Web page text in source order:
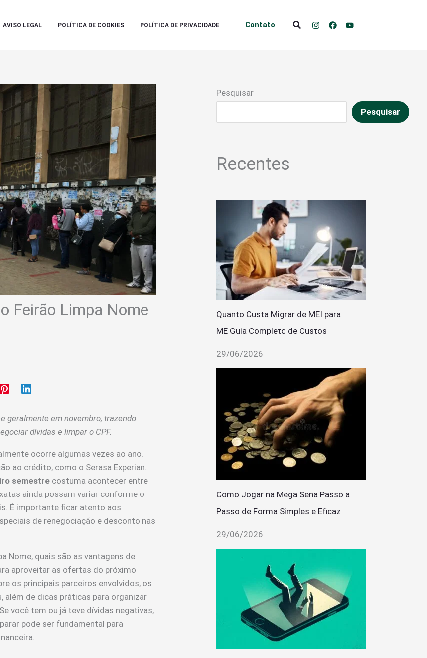
AVISO LEGAL POLÍTICA DE COOKIES POLÍTICA DE PRIVACIDADE Contato Pesquisar
Feirão Limpa Nome
geralmente em novembro, trazendo
dívidas e limpar o CPF.
ocorre algumas vezes ao ano,
ao crédito, como o Serasa Experian.
semestre costuma acontecer entre
ainda possam variar conforme o
É importante ficar atento aos
de renegociação e desconto nas
Nome, quais são as vantagens de
aproveitar as ofertas do próximo
os principais parceiros envolvidos, os
além de dicas práticas para organizar
você tem ou já teve dívidas negativas,
pode ser fundamental para
Pesquisar
Pesquisar
Recentes
Quanto Custa Migrar de MEI para
ME Guia Completo de Custos
29/06/2026
Como Jogar na Mega Sena Passo a
Passo de Forma Simples e Eficaz
29/06/2026